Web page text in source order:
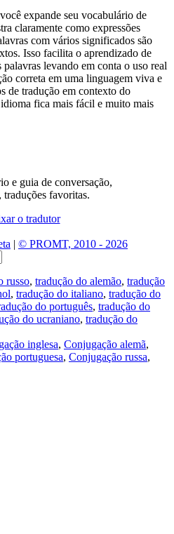
expande seu vocabulário de
claramente como expressões
com vários significados são
Isso facilita o aprendizado de
levando em conta o uso real
correta em uma linguagem viva e
de tradução em contexto do
fica mais fácil e muito mais
e guia de conversação,
traduções favoritas.
| © PROMT, 2010 - 2026
russo, tradução do alemão, tradução
, tradução do italiano, tradução do
do português, tradução do
do ucraniano, tradução do
inglesa, Conjugação alemã,
portuguesa, Conjugação russa,